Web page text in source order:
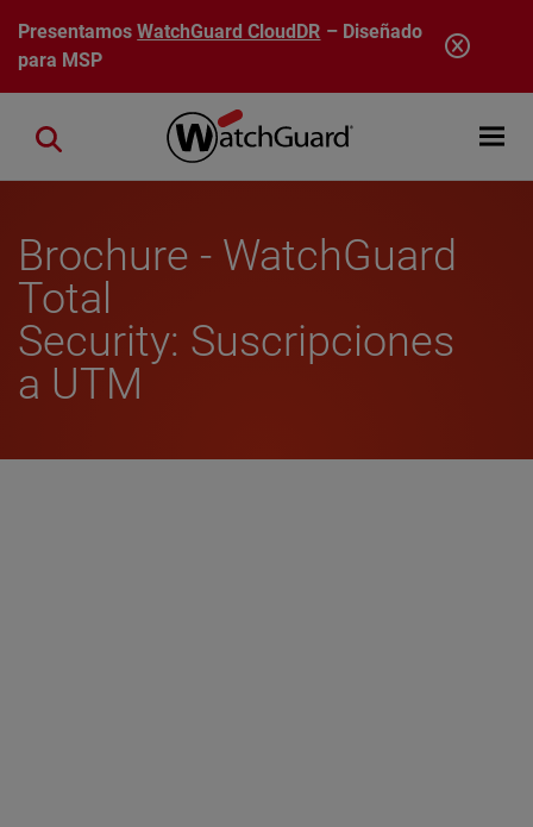
Pasar al contenido principal
PresentamosWatchGuard CloudDR – Diseñado
para MSP
Open
Close search
Brochure - WatchGuard
Total
Security: Suscripciones
a UTM